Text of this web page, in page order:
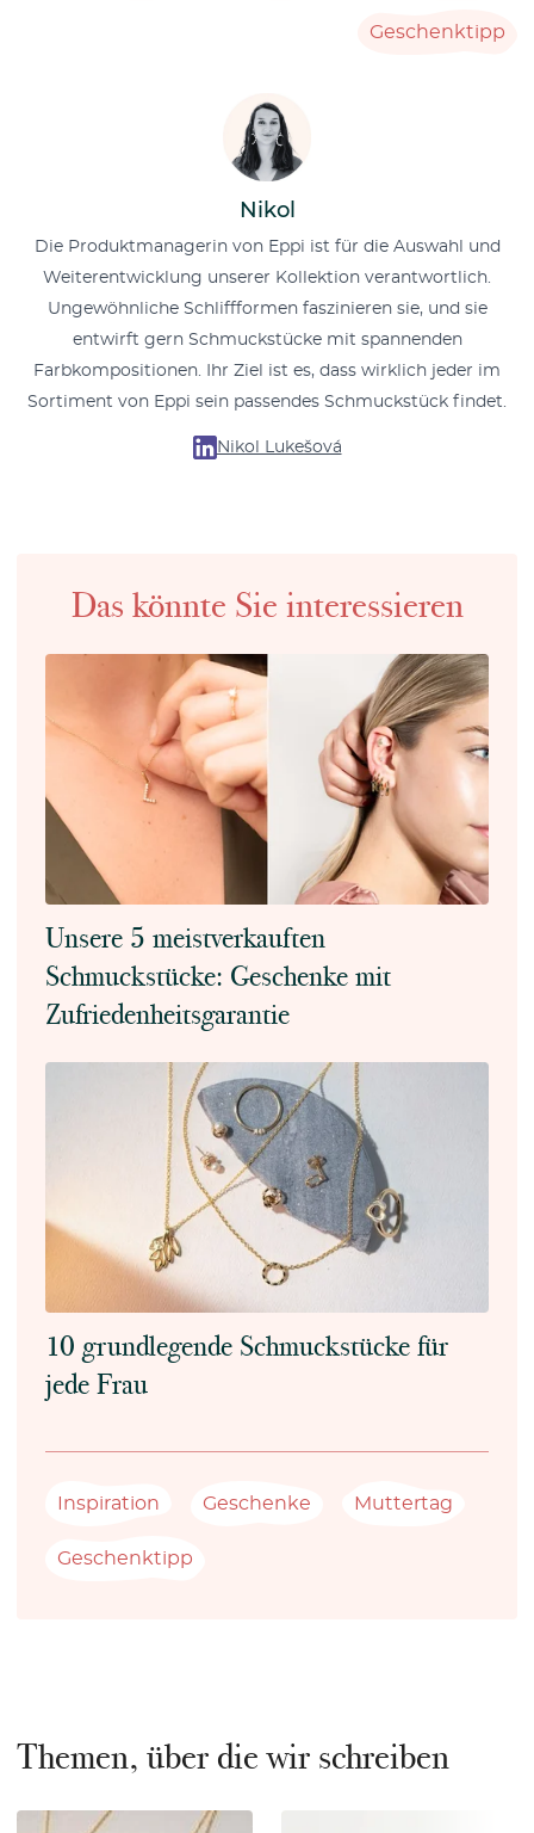
Geschenktipp
Nikol
Die Produktmanagerin von Eppi ist für die Auswahl und
Weiterentwicklung unserer Kollektion verantwortlich.
Ungewöhnliche Schliffformen faszinieren sie, und sie
entwirft gern Schmuckstücke mit spannenden
Farbkompositionen. Ihr Ziel ist es, dass wirklich jeder im
Sortiment von Eppi sein passendes Schmuckstück findet.
Nikol Lukešová
Das könnte Sie interessieren
Unsere 5 meistverkauften
Schmuckstücke: Geschenke mit
Zufriedenheitsgarantie
10 grundlegende Schmuckstücke für
jede Frau
Inspiration Geschenke Muttertag
Geschenktipp
Themen, über die wir schreiben